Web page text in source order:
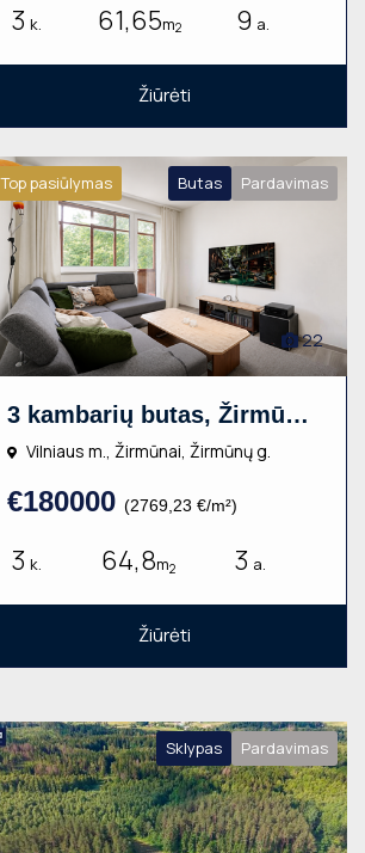
3 k. 61,65m2 9 a.
Žiūrėti
Top pasiūlymas Butas Pardavimas
22
3 kambarių butas, Žirmūnai, Žirmūnų g., 64.80m², 3 aukštas, €180000
Vilniaus m., Žirmūnai, Žirmūnų g.
€180000 (2769,23 €/m²)
3 k. 64,8m2 3 a.
Žiūrėti
Sklypas Pardavimas